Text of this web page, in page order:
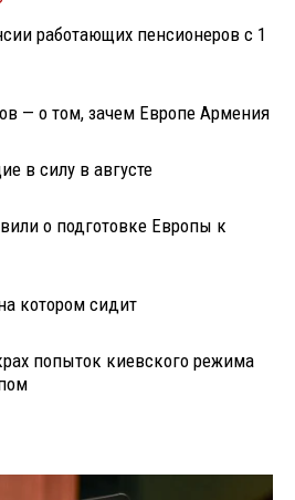
работающих пенсионеров с 1
— о том, зачем Европе Армения
в силу в августе
о подготовке Европы к
котором сидит
попыток киевского режима